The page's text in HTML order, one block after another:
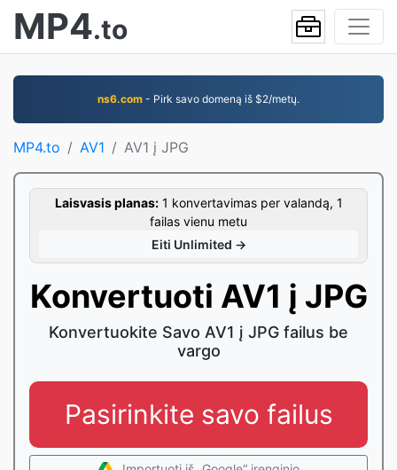
MP4.to
ns6.com - Pirk savo domeną iš $2/metų.
MP4.to AV1 AV1 į JPG
Laisvasis planas:1 konvertavimas per valandą, 1
failas vienu metu
Eiti Unlimited →
Konvertuoti AV1 į JPG
Konvertuokite Savo AV1 į JPG failus be
vargo
Pasirinkite savo failus